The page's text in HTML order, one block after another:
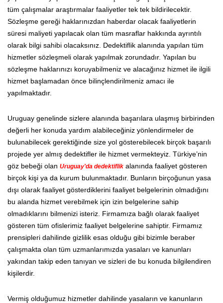
tüm çalışmalar araştırmalar faaliyetler tek tek bildirilecektir.
Sözleşme gereği haklarınızdan haberdar olacak faaliyetlerin
süresi maliyeti yapılacak olan tüm masraflar hakkında ayrıntılı
olarak bilgi sahibi olacaksınız. Dedektiflik alanında yapılan tüm
hizmetler sözleşmeli olarak yapılmak zorundadır. Yapılan bu
sözleşme haklarınızı koruyabilmeniz ve alacağınız hizmet ile ilgili
hizmet başlamadan önce bilinçlendirilmeniz amacı ile
yapılmaktadır.
Uruguay genelinde sizlere alanında başarılara ulaşmış birbirinden
değerli her konuda yardım alabileceğiniz yönlendirmeler de
bulunabilecek gerektiğinde size yol gösterebilecek birçok başarılı
projede yer almış dedektifler ile hizmet vermekteyiz. Türkiye’nin
göz bebeği olan Uruguay'da dedektiflik alanında faaliyet gösteren
birçok kişi ya da kurum bulunmaktadır. Bunların birçoğunun yasa
dışı olarak faaliyet gösterdiklerini faaliyet belgelerinin olmadığını
bu alanda hizmet verebilmek için izin belgelerine sahip
olmadıklarını bilmenizi isteriz. Firmamıza bağlı olarak faaliyet
gösteren tüm ofislerimiz faaliyet belgelerine sahiptir. Firmamız
prensipleri dahilinde gizlilik esas olduğu gibi bizimle beraber
çalışmakta olan tüm uzmanlarımızda yasaları ve kanunları
yakından takip eden tanıyan ve sizleri de bu konuda bilgilendiren
kişilerdir.
Vermiş olduğumuz hizmetler dahilinde yasaların ve kanunların